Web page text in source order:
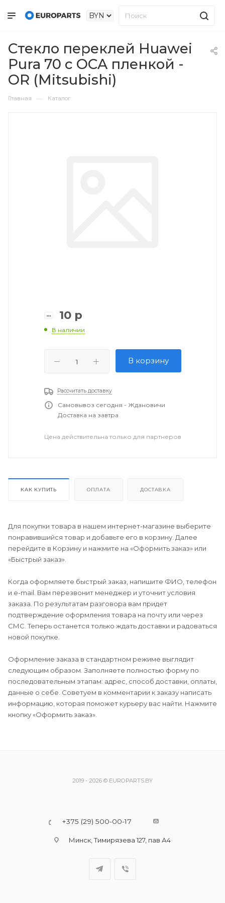
Стекло переклей Huawei
Pura 70 с OCA пленкой -
OR (Mitsubishi)
Главная — Каталог
10р
В наличии
В корзину
Рассчитать доставку
Самовывоз сегодня - Ждановичи
Доставка на завтра
Цена действительна только для партнеров
КАК КУПИТЬ ОПЛАТА ДОСТАВКА
Для покупки товара в нашем интернет-магазине выберите
понравившийся товар и добавьте его в корзину. Далее
перейдите в Корзину и нажмите на «Оформить заказ» или
«Быстрый заказ».
Когда оформляете быстрый заказ, напишите ФИО, телефон
и e-mail. Вам перезвонит менеджер и уточнит условия
заказа. По результатам разговора вам придет
подтверждение оформления товара на почту или через
СМС. Теперь останется только ждать доставки и радоваться
новой покупке.
Оформление заказа в стандартном режиме выглядит
следующим образом. Заполняете полностью форму по
последовательным этапам: адрес, способ доставки, оплаты,
данные о себе. Советуем в комментарии к заказу написать
информацию, которая поможет курьеру вас найти. Нажмите
кнопку «Оформить заказ».
2019 - 2026 © EUROPARTS.BY
+375 (29) 500-00-17
Минск, Тимирязева 127, пав А4